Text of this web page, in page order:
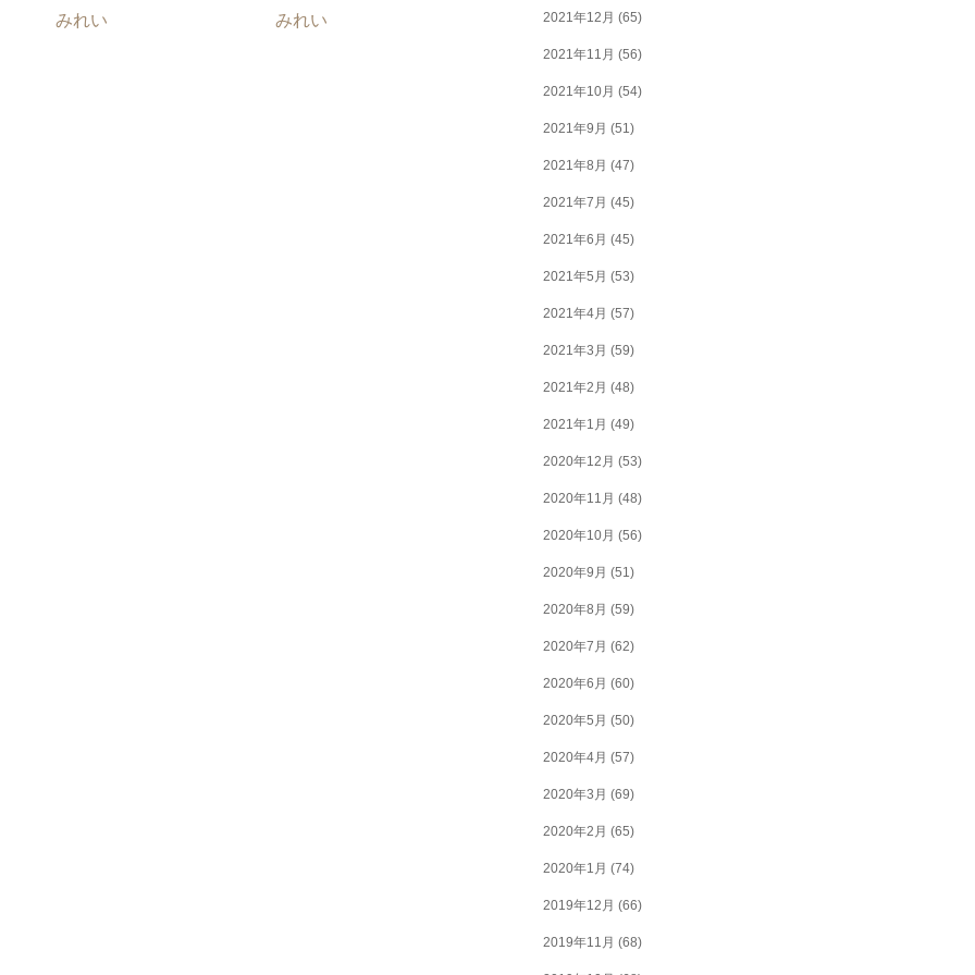
みれい みれい 2021年12月 (65)
2021年11月 (56)
2021年10月 (54)
2021年9月 (51)
2021年8月 (47)
2021年7月 (45)
2021年6月 (45)
2021年5月 (53)
2021年4月 (57)
2021年3月 (59)
2021年2月 (48)
2021年1月 (49)
2020年12月 (53)
2020年11月 (48)
2020年10月 (56)
2020年9月 (51)
2020年8月 (59)
2020年7月 (62)
2020年6月 (60)
2020年5月 (50)
2020年4月 (57)
2020年3月 (69)
2020年2月 (65)
2020年1月 (74)
2019年12月 (66)
2019年11月 (68)